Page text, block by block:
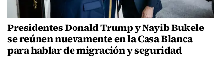
Presidentes Donald Trump y Nayib Bukele
se reúnen nuevamente en la Casa Blanca
para hablar de migración y seguridad